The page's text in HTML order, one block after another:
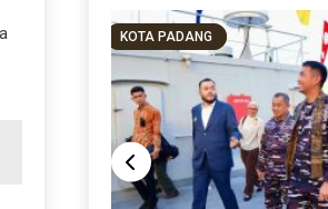
KOTA PADANG